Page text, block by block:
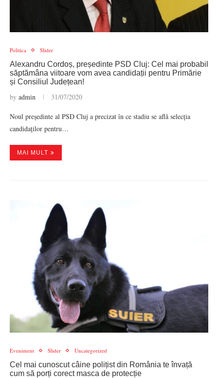
Politica Slider
Alexandru Cordoș, președinte PSD Cluj: Cel mai probabil
săptămâna viitoare vom avea candidații pentru Primărie
și Consiliul Județean!
by admin 31/07/2020
Noul președinte al PSD Cluj a precizat în ce stadiu se află selecția
candidaților pentru…
MAI MULT
Eveniment Slider Uncategorized
Cel mai cunoscut câine polițist din România te învață
cum să porți corect masca de protecție